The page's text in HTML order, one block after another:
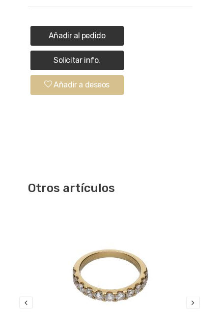
Añadir al pedido
Solicitar info.
Añadir a deseos
Otros artículos